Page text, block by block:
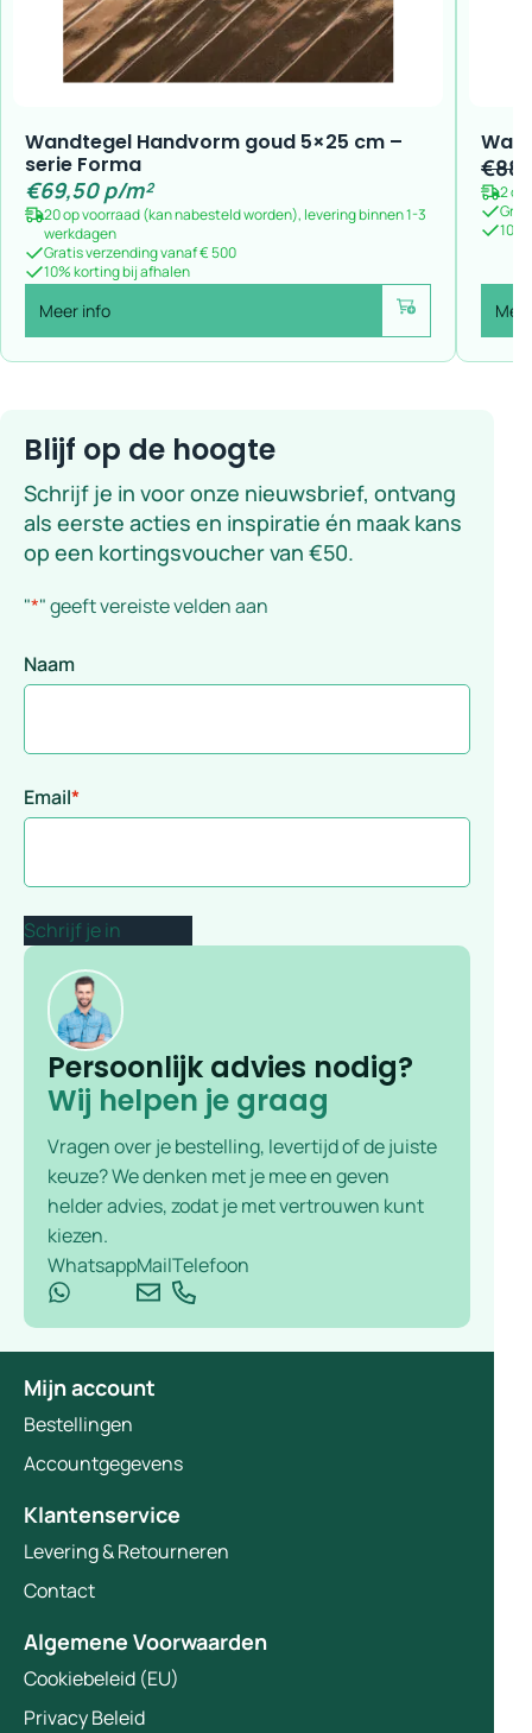
Wandtegel Handvorm goud 5×25 cm –
serie Forma
€69,50p/m²
20 op voorraad (kan nabesteld worden), levering binnen 1-3
werkdagen
Gratis verzending vanaf € 500
10% korting bij afhalen
Meer info Voeg toe
€
2 op
Blijf op de hoogte
Schrijf je in voor onze nieuwsbrief, ontvang
als eerste acties en inspiratie én maak kans
op een kortingsvoucher van €50.
"*" geeft vereiste velden aan
Naam
Email*
Persoonlijk advies nodig?
Wij helpen je graag
Vragen over je bestelling, levertijd of de juiste
keuze? We denken met je mee en geven
helder advies, zodat je met vertrouwen kunt
kiezen.
WhatsappMailTelefoon
Mijn account
Bestellingen
Accountgegevens
Klantenservice
Levering & Retourneren
Contact
Algemene Voorwaarden
Cookiebeleid (EU)
Privacy Beleid